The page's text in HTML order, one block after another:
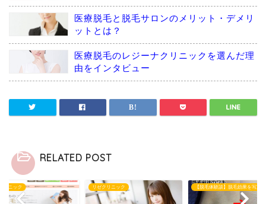
医療脱毛と脱毛サロンのメリット・デメリ
ットとは？
医療脱毛のレジーナクリニックを選んだ理
由をインタビュー
RELATED POST
リニック 【脱毛体験談】脱毛効果を写真で公開！ リゼクリニック